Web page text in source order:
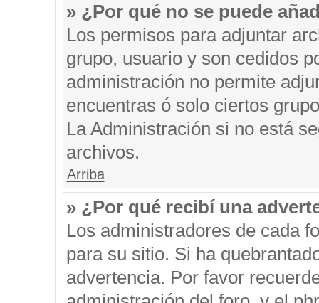
» ¿Por qué no se puede
Los permisos para adjuntar
grupo, usuario y son cedidos
administración no permite
encuentras ó solo ciertos
La Administración si no está
archivos.
Arriba
» ¿Por qué recibí una
Los administradores de cada
para su sitio. Si ha
advertencia. Por favor